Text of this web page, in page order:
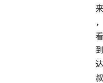
来
，
看
到
达
叔